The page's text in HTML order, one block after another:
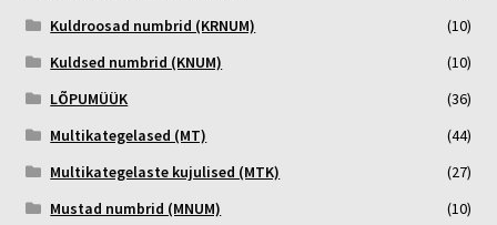
Kuldroosad numbrid (KRNUM)
(10)
Kuldsed numbrid (KNUM)
(10)
LÕPUMÜÜK
(36)
Multikategelased (MT)
(44)
Multikategelaste kujulised (MTK)
(27)
Mustad numbrid (MNUM)
(10)